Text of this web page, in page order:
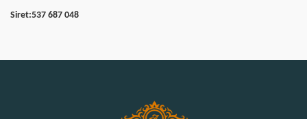
Siret:537 687 048